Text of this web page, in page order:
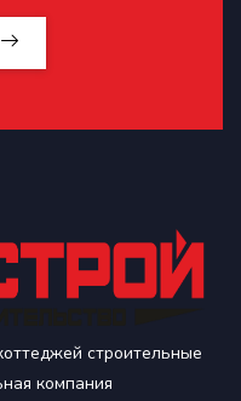
строительные
компания